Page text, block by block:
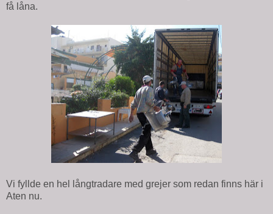
få låna.
Vi fyllde en hel långtradare med grejer som redan finns här i
Aten nu.